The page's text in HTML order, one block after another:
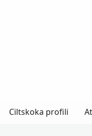
Ciltskoka profili